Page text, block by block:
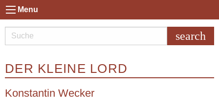
Menu
search
DER KLEINE LORD
Konstantin Wecker